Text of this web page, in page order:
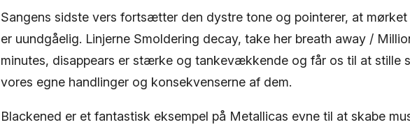
Sangens sidste vers fortsætter den dystre tone og pointerer, at
er uundgåelig. Linjerne Smoldering decay, take her breath away /
minutes, disappears er stærke og tankevækkende og får os til at stille
vores egne handlinger og konsekvenserne af dem.
Blackened er et fantastisk eksempel på Metallicas evne til at skabe